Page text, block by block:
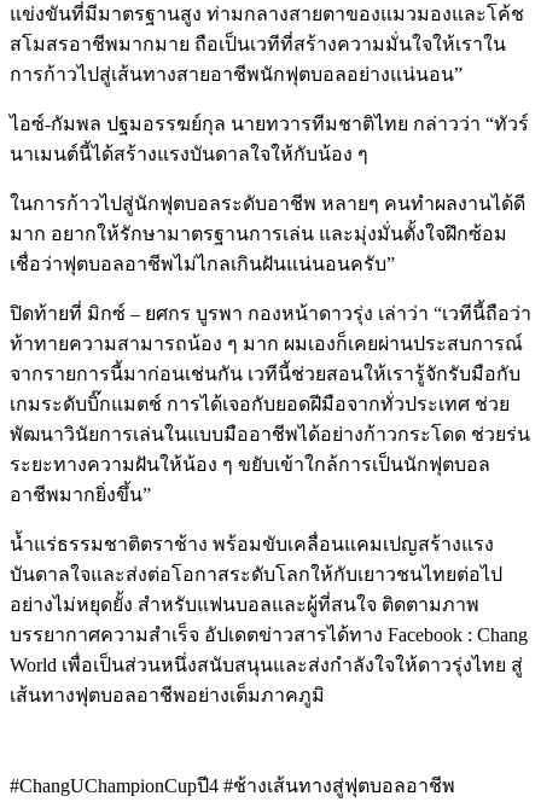
แข่งขันที่มีมาตรฐานสูง ท่ามกลางสายตาของแมวมองและโค้ช
สโมสรอาชีพมากมาย ถือเป็นเวทีที่สร้างความมั่นใจให้เราใน
การก้าวไปสู่เส้นทางสายอาชีพนักฟุตบอลอย่างแน่นอน”
ไอซ์-กัมพล ปฐมอรรฆย์กุล นายทวารทีมชาติไทย กล่าวว่า “ทัวร์
นาเมนต์นี้ได้สร้างแรงบันดาลใจให้กับน้อง ๆ
ในการก้าวไปสู่นักฟุตบอลระดับอาชีพ หลายๆ คนทำผลงานได้ดี
มาก อยากให้รักษามาตรฐานการเล่น และมุ่งมั่นตั้งใจฝึกซ้อม
เชื่อว่าฟุตบอลอาชีพไม่ไกลเกินฝันแน่นอนครับ”
ปิดท้ายที่ มิกซ์ – ยศกร บูรพา กองหน้าดาวรุ่ง เล่าว่า “เวทีนี้ถือว่า
ท้าทายความสามารถน้อง ๆ มาก ผมเองก็เคยผ่านประสบการณ์
จากรายการนี้มาก่อนเช่นกัน เวทีนี้ช่วยสอนให้เรารู้จักรับมือกับ
เกมระดับบิ๊กแมตช์ การได้เจอกับยอดฝีมือจากทั่วประเทศ ช่วย
พัฒนาวินัยการเล่นในแบบมืออาชีพได้อย่างก้าวกระโดด ช่วยร่น
ระยะทางความฝันให้น้อง ๆ ขยับเข้าใกล้การเป็นนักฟุตบอล
อาชีพมากยิ่งขึ้น”
น้ำแร่ธรรมชาติตราช้าง พร้อมขับเคลื่อนแคมเปญสร้างแรง
บันดาลใจและส่งต่อโอกาสระดับโลกให้กับเยาวชนไทยต่อไป
อย่างไม่หยุดยั้ง สำหรับแฟนบอลและผู้ที่สนใจ ติดตามภาพ
บรรยากาศความสำเร็จ อัปเดตข่าวสารได้ทาง Facebook : Chang
World เพื่อเป็นส่วนหนึ่งสนับสนุนและส่งกำลังใจให้ดาวรุ่งไทย สู่
เส้นทางฟุตบอลอาชีพอย่างเต็มภาคภูมิ
#ChangUChampionCupปี4 #ช้างเส้นทางสู่ฟุตบอลอาชีพ